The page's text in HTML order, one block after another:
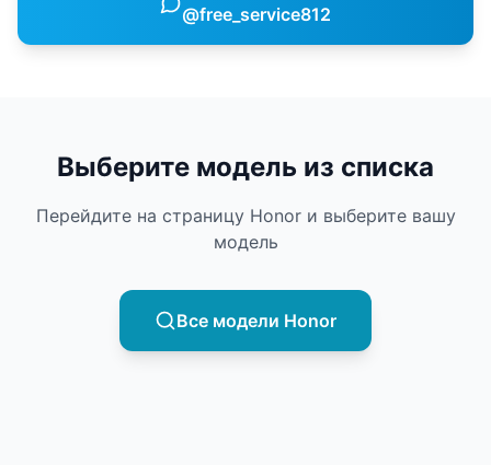
@free_service812
Выберите модель из списка
Перейдите на страницу Honorи выберите вашу
модель
Все модели Honor